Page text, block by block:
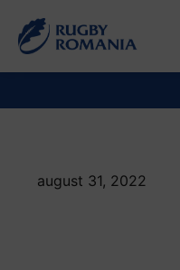
august 31, 2022